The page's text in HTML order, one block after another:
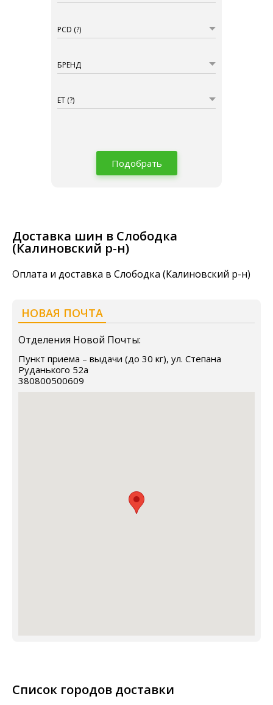
PCD (?)
БРЕНД
ET (?)
Подобрать
Доставка шин в Слободка
(Калиновский р-н)
Оплата и доставка в Слободка (Калиновский р-н)
НОВАЯ ПОЧТА
Отделения Новой Почты:
Пункт приема – выдачи (до 30 кг), ул. Степана
Руданького 52а
380800500609
Список городов доставки